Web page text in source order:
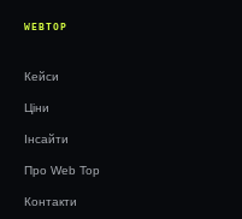
WEBTOP
Кейси
Ціни
Інсайти
Про Web Top
Контакти